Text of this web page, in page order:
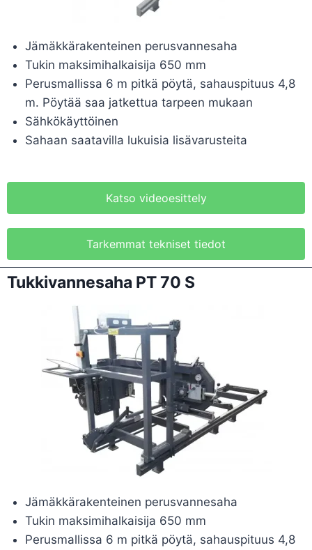
Jämäkkärakenteinen perusvannesaha
Tukin maksimihalkaisija 650 mm
Perusmallissa 6 m pitkä pöytä, sahauspituus 4,8
m. Pöytää saa jatkettua tarpeen mukaan
Sähkökäyttöinen
Sahaan saatavilla lukuisia lisävarusteita
Katso videoesittely
Tarkemmat tekniset tiedot
Tukkivannesaha PT 70 S
Jämäkkärakenteinen perusvannesaha
Tukin maksimihalkaisija 650 mm
Perusmallissa 6 m pitkä pöytä, sahauspituus 4,8